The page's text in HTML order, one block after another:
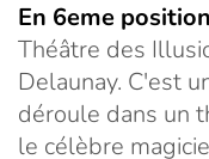
En 6eme position
Théâtre des
Delaunay. C'est
déroule dans un
le célèbre